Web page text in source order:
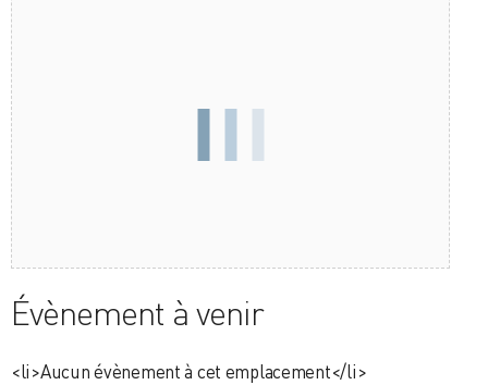
Évènement à venir
<li>Aucun évènement à cet emplacement</li>